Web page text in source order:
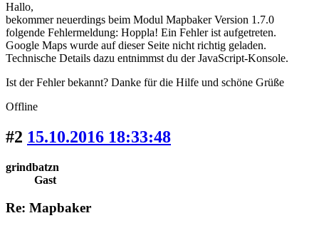
Hallo,
bekommer neuerdings beim Modul Mapbaker Version 1.7.0
folgende Fehlermeldung: Hoppla! Ein Fehler ist aufgetreten.
Google Maps wurde auf dieser Seite nicht richtig geladen.
Technische Details dazu entnimmst du der JavaScript-Konsole.
Ist der Fehler bekannt? Danke für die Hilfe und schöne Grüße
Offline
#2 15.10.2016 18:33:48
grindbatzn
Gast
Re: Mapbaker